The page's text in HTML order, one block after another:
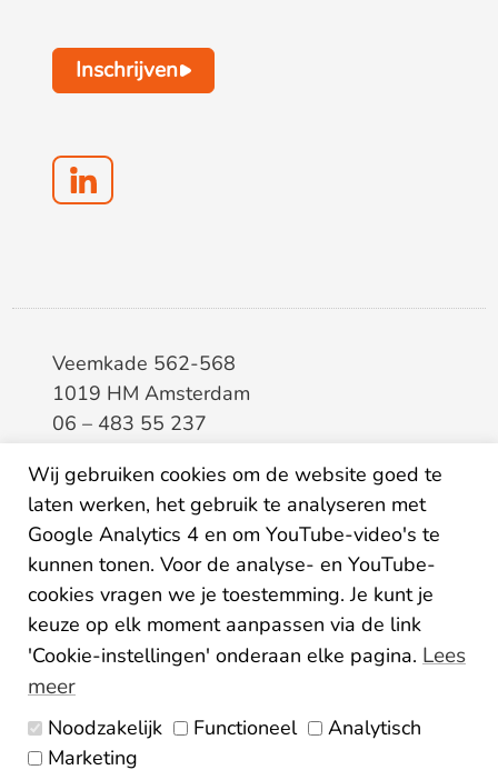
Inschrijven
Veemkade 562-568
1019 HM Amsterdam
06 – 483 55 237
BTW8133.20.343.B.01
KvK34207150
IBANNL26ABNA0507435125
Algemene voorwaarden
Wij gebruiken cookies om de website goed te
laten werken, het gebruik te analyseren met
Google Analytics 4 en om YouTube-video's te
kunnen tonen. Voor de analyse- en YouTube-
cookies vragen we je toestemming. Je kunt je
keuze op elk moment aanpassen via de link
'Cookie-instellingen' onderaan elke pagina. Lees
meer
Noodzakelijk Functioneel
Analytisch
Marketing